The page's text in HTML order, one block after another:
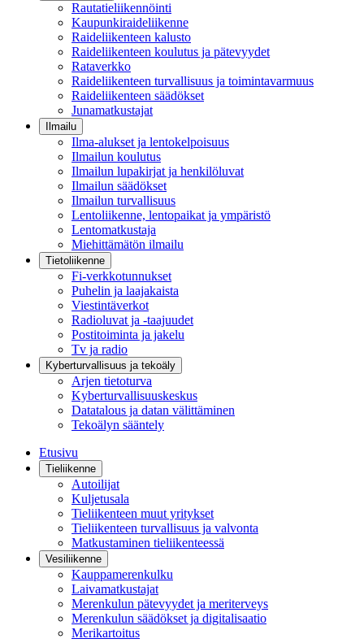
Rautatieliikennöinti
Kaupunkiraideliikenne
Raideliikenteen kalusto
Raideliikenteen koulutus ja pätevyydet
Rataverkko
Raideliikenteen turvallisuus ja toimintavarmuus
Raideliikenteen säädökset
Junamatkustajat
Ilmailu
Ilma-alukset ja lentokelpoisuus
Ilmailun koulutus
Ilmailun lupakirjat ja henkilöluvat
Ilmailun säädökset
Ilmailun turvallisuus
Lentoliikenne, lentopaikat ja ympäristö
Lentomatkustaja
Miehittämätön ilmailu
Tietoliikenne
Fi-verkkotunnukset
Puhelin ja laajakaista
Viestintäverkot
Radioluvat ja -taajuudet
Postitoiminta ja jakelu
Tv ja radio
Kyberturvallisuus ja tekoäly
Arjen tietoturva
Kyberturvallisuuskeskus
Datatalous ja datan välittäminen
Tekoälyn sääntely
Etusivu
Tieliikenne
Autoilijat
Kuljetusala
Tieliikenteen muut yritykset
Tieliikenteen turvallisuus ja valvonta
Matkustaminen tieliikenteessä
Vesiliikenne
Kauppamerenkulku
Laivamatkustajat
Merenkulun pätevyydet ja meriterveys
Merenkulun säädökset ja digitalisaatio
Merikartoitus